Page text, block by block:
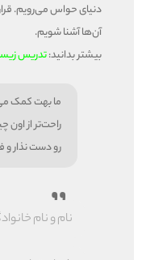
دنیای حواس می‌رویم.
آن‌ها آشنا شویم.
بیشتر بدانید:تدریس
راحت‌تر از
رو دست نذار و